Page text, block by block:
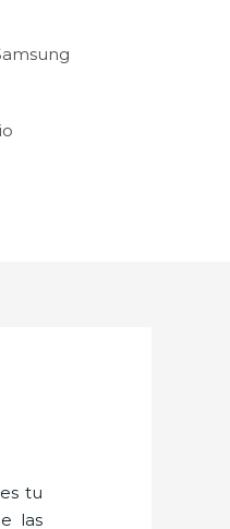
tu
las